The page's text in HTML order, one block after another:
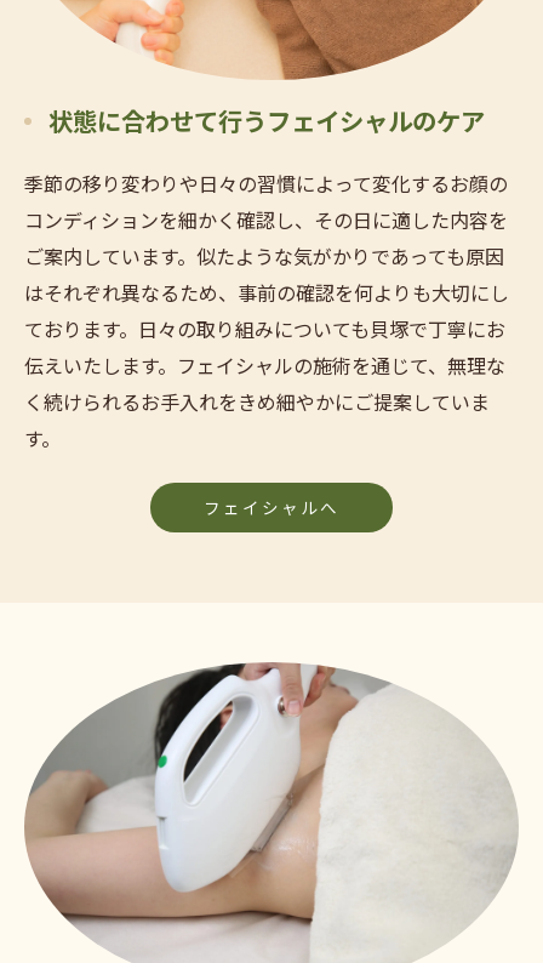
状態に合わせて行うフェイシャルのケア
季節の移り変わりや日々の習慣によって変化するお顔の
コンディションを細かく確認し、その日に適した内容を
ご案内しています。似たような気がかりであっても原因
はそれぞれ異なるため、事前の確認を何よりも大切にし
ております。日々の取り組みについても貝塚で丁寧にお
伝えいたします。フェイシャルの施術を通じて、無理な
く続けられるお手入れをきめ細やかにご提案していま
す。
フェイシャルへ